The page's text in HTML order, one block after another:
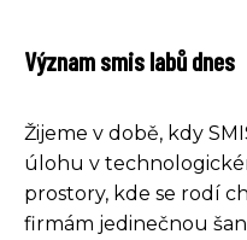
Význam smis labů dnes
Žijeme v době, kdy
úlohu v
prostory, kde se rodí
firmám jedinečnou